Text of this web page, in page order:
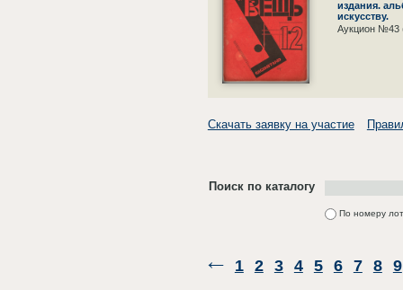
издания.
искусству.
Аукцион №43
Скачать заявку на участие
Поиск по каталогу
По номеру
1 2 3 4 5 6 7 8 9